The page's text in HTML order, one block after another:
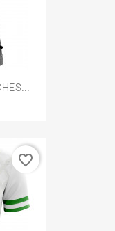
favorite_border